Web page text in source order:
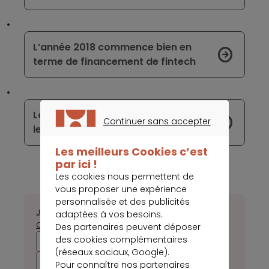
L’année 2018 commence bien en
terme de financement de fintech
Lancement d’une nouvelle offre pour
le Compte Nickel
2026 2025 2024
2023
2022
2021 2020
2019
JanvierFévrierMarsAvrilMaiJuinJuillet
OctobreNovembreDécembre
Continuer sans accepter
Les meilleurs Cookies c’est
par ici !
Les cookies nous permettent de
vous proposer une expérience
personnalisée et des publicités
adaptées à vos besoins.
Des partenaires peuvent déposer
des cookies complémentaires
(réseaux sociaux, Google).
Pour connaître nos partenaires